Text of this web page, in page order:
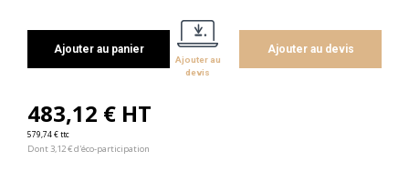
Ajouter au panier
Ajouter au
devis
Ajouter au devis
483,12 € HT
579,74 € ttc
Dont 3,12 € d'éco-participation